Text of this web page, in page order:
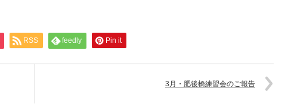
RSS feedly Pin it
3月・肥後橋練習会のご報告